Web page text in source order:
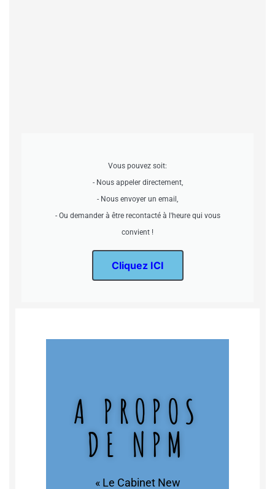
Vous pouvez soit:
- Nous appeler directement,
- Nous envoyer un email,
- Ou demander à être recontacté à l'heure qui vous
convient !
Cliquez ICI
A PROPOS
DE NPM
« Le Cabinet New